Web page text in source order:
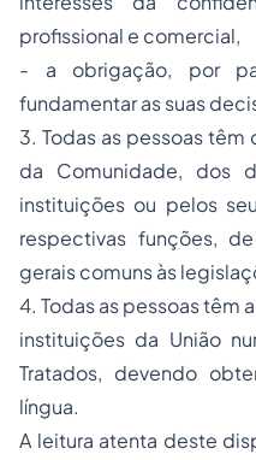
profissional e comercial,
- a obrigação, por
fundamentar as suas
3. Todas as pessoas
da Comunidade, dos
instituições ou pelos
respectivas funções,
gerais comuns às
4. Todas as pessoas têm
instituições da União
Tratados, devendo
língua.
A leitura atenta deste